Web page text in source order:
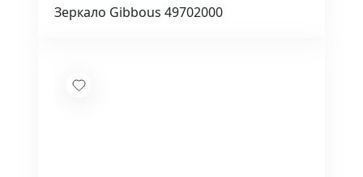
Зеркало Gibbous 49702000